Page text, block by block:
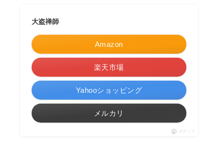
大盗禅師
Amazon
楽天市場
Yahooショッピング
メルカリ
ポチップ